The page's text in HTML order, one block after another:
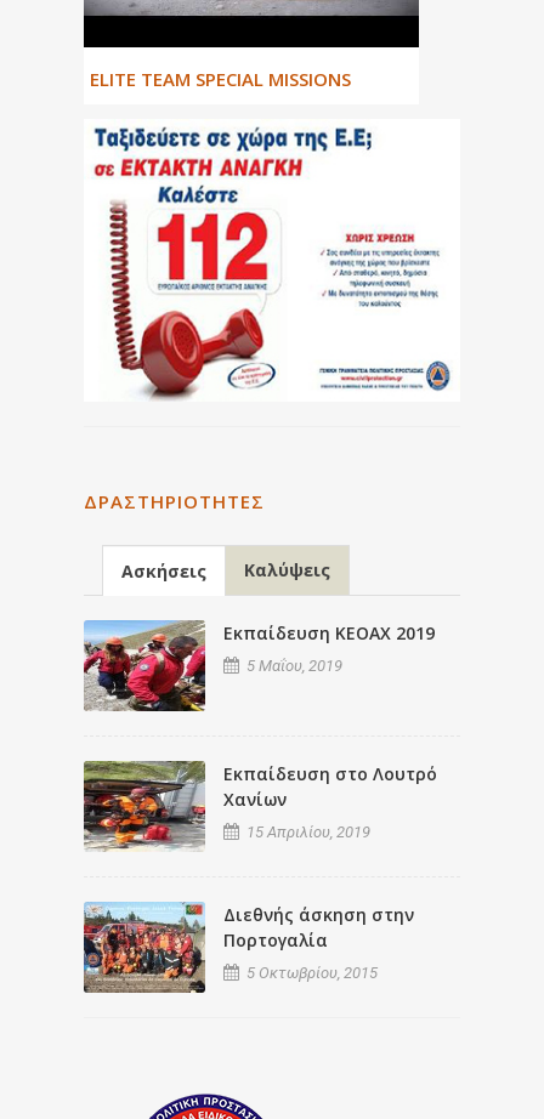
ΕLITE TEAM SPECIAL MISSIONS
ΔΡΑΣΤΗΡΙΌΤΗΤΕΣ
Ασκήσεις Καλύψεις
Εκπαίδευση ΚΕΟΑΧ 2019
5 Μαΐου, 2019
Εκπαίδευση στο Λουτρό
Χανίων
15 Απριλίου, 2019
Διεθνής άσκηση στην
Πορτογαλία
5 Οκτωβρίου, 2015